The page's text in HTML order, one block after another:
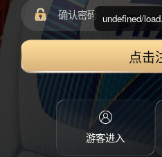
点击
游客进入
undefined/